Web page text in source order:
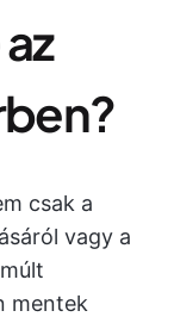
csak a
vagy a
mentek